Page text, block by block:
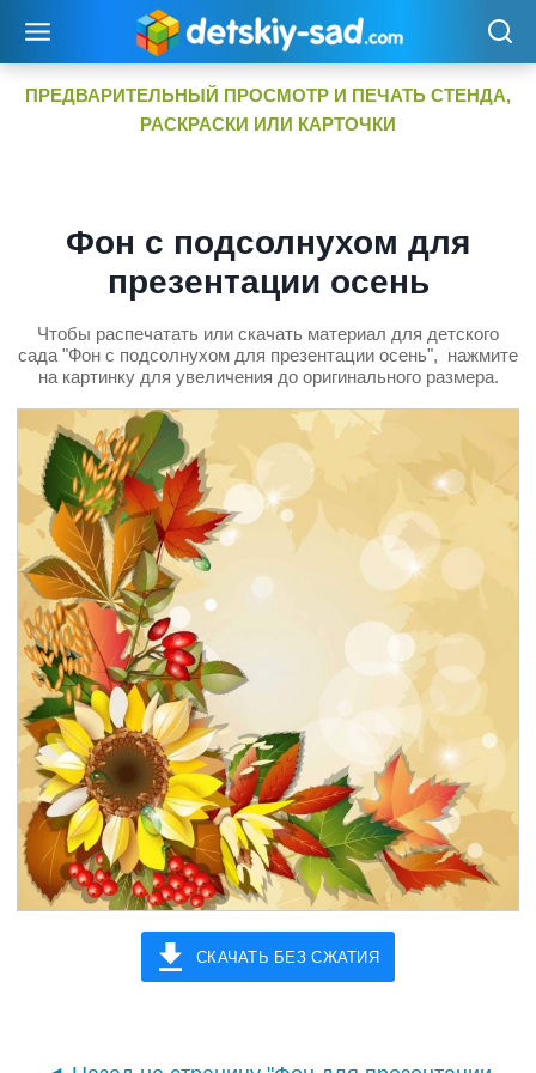
содержимому
ПРЕДВАРИТЕЛЬНЫЙ ПРОСМОТР И ПЕЧАТЬ СТЕНДА,
РАСКРАСКИ ИЛИ КАРТОЧКИ
Фон с подсолнухом для
презентации осень
Чтобы распечатать или скачать материал для детского
сада "Фон с подсолнухом для презентации осень", нажмите
на картинку для увеличения до оригинального размера.
СКАЧАТЬ БЕЗ СЖАТИЯ